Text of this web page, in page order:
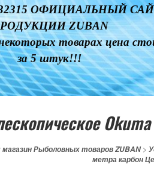
ОФИЦИАЛЬНЫЙ
ZUBAN
товарах цена
за 5 штук!!!
Рыболовных товаров ZUBAN>
метра карбон